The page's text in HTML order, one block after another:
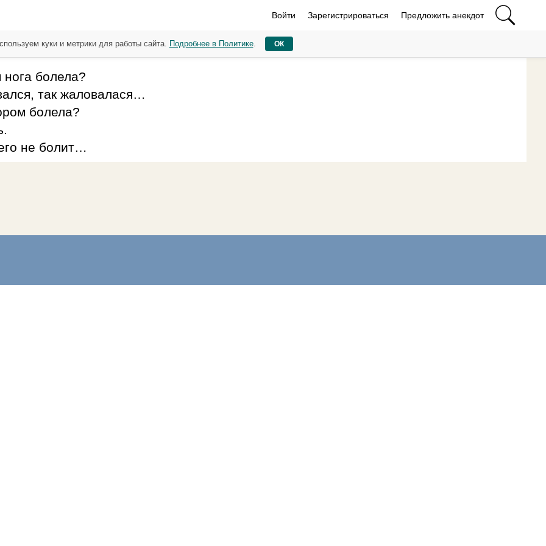
Войти Зарегистрироваться Предложить анекдот
болела?
так жаловалася…
болела?
не болит…
куки и метрики для работы сайта. Подробнее в Политике. ОК